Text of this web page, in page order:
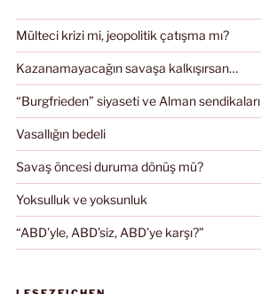
Mülteci krizi mi, jeopolitik çatışma mı?
Kazanamayacağın savaşa kalkışırsan…
“Burgfrieden” siyaseti ve Alman sendikaları
Vasallığın bedeli
Savaş öncesi duruma dönüş mü?
Yoksulluk ve yoksunluk
“ABD’yle, ABD’siz, ABD’ye karşı?”